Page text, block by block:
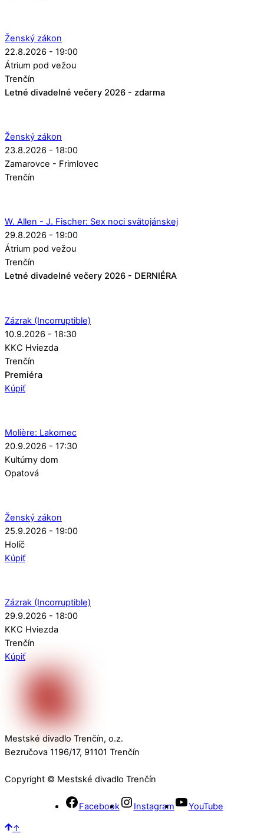
Ženský zákon
22.8.2026 - 19:00
Átrium pod vežou
Trenčín
Letné divadelné večery 2026 - zdarma
Ženský zákon
23.8.2026 - 18:00
Zamarovce - Frimlovec
Trenčín
W. Allen - J. Fischer: Sex noci svätojánskej
29.8.2026 - 19:00
Átrium pod vežou
Trenčín
Letné divadelné večery 2026 - DERNIÉRA
Zázrak (Incorruptible)
10.9.2026 - 18:30
KKC Hviezda
Trenčín
Premiéra
Kúpiť
Molière: Lakomec
20.9.2026 - 17:30
Kultúrny dom
Opatová
Ženský zákon
25.9.2026 - 19:00
Holíč
Kúpiť
Zázrak (Incorruptible)
29.9.2026 - 18:00
KKC Hviezda
Trenčín
Kúpiť
Mestské divadlo Trenčín, o.z.
Bezručova 1196/17, 91101 Trenčín
Copyright © Mestské divadlo Trenčín
Facebook Instagram YouTube
↑